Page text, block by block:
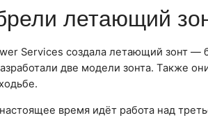
летающий
Services создала летающий зонт —
две модели зонта. Также
время идёт работа над